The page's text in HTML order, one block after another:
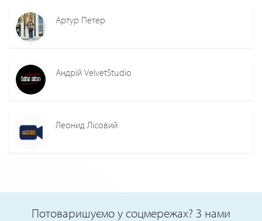
Артур Петер
Андрій VelvetStudio
Леонид Лiсовий
Потоваришуємо у соцмережах? З нами